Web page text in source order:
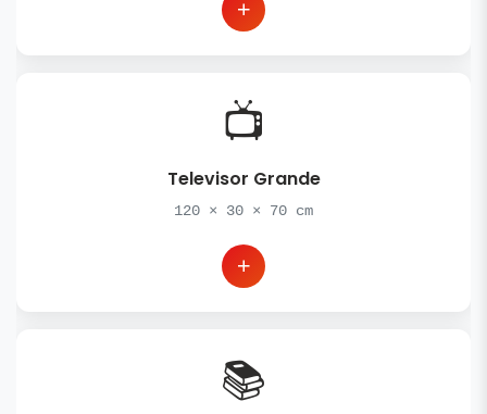
📺
Televisor Grande
120 × 30 × 70 cm
📚